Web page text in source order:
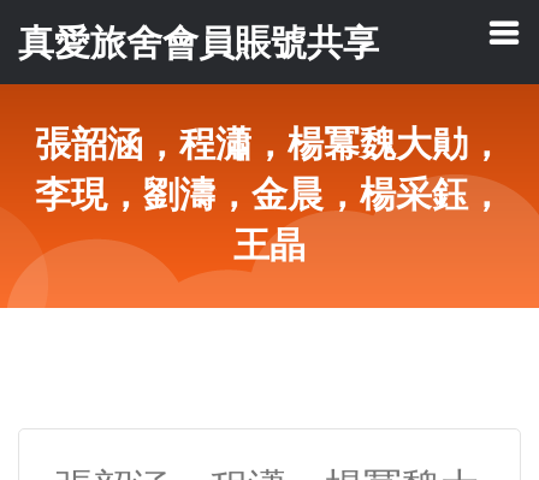
真愛旅舍會員賬號共享
張韶涵，程瀟，楊冪魏大勛，
李現，劉濤，金晨，楊采鈺，
王晶